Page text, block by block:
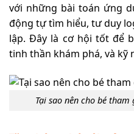
với những bài toán ứng
động tự tìm hiểu, tư duy
lập. Đây là cơ hội tốt để
tinh thần khám phá, và kỹ
Tại sao nên cho bé